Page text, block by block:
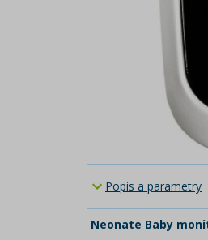
Popis a parametry
Neonate Baby